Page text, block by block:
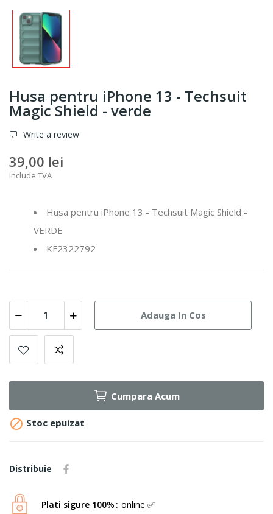
Husa pentru iPhone 13 - Techsuit
Magic Shield - verde
Write a review
39,00 lei
Include TVA
Husa pentru iPhone 13 - Techsuit Magic Shield -
VERDE
KF2322792
Adauga In Cos
Cumpara Acum
 Stoc epuizat
Distribuie
Plati sigure 100% online ✅